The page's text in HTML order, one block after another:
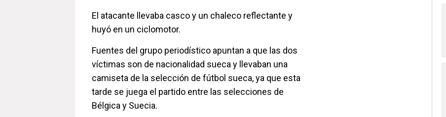
El atacante llevaba casco y un chaleco reflectante y
huyó en un ciclomotor.
Fuentes del grupo periodístico apuntan a que las dos
víctimas son de nacionalidad sueca y llevaban una
camiseta de la selección de fútbol sueca, ya que esta
tarde se juega el partido entre las selecciones de
Bélgica y Suecia.